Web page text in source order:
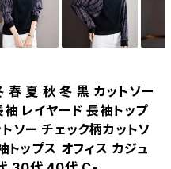
春 夏 秋 冬 黒 カットソー
レイヤード 長袖トップ
ソー チェック柄カットソ
ップス オフィス カジュ